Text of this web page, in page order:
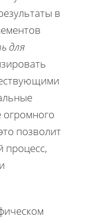
в
для
позволит
процесс,